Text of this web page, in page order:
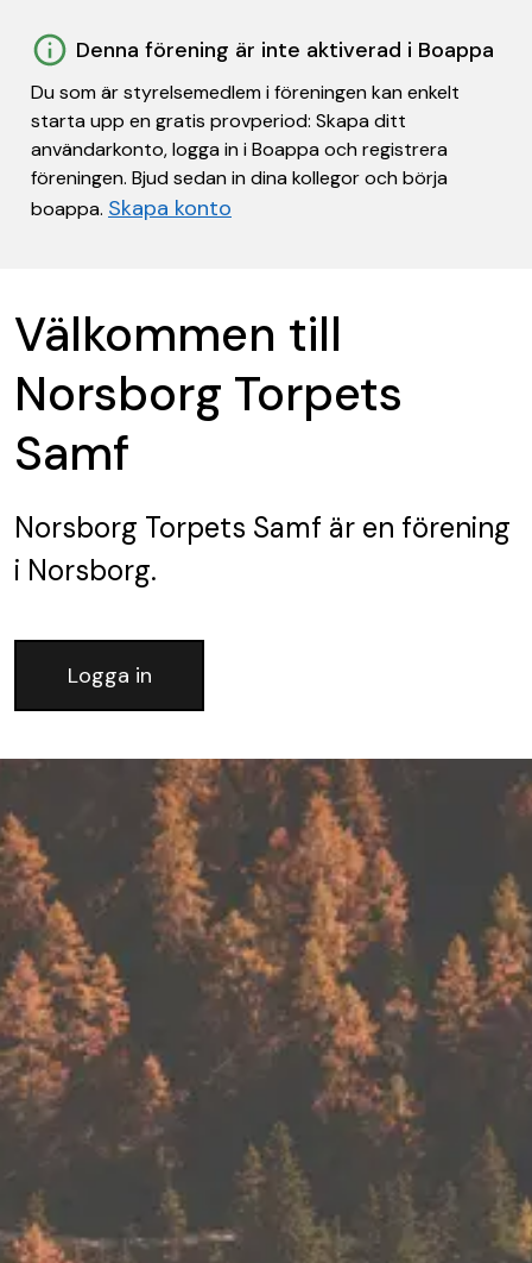
Denna förening är inte aktiverad i Boappa
Du som är styrelsemedlem i föreningen kan enkelt
starta upp en gratis provperiod: Skapa ditt
användarkonto, logga in i Boappa och registrera
föreningen. Bjud sedan in dina kollegor och börja
boappa. Skapa konto
Välkommen till
Norsborg Torpets
Samf
Norsborg Torpets Samf är en förening
i Norsborg.
Logga in